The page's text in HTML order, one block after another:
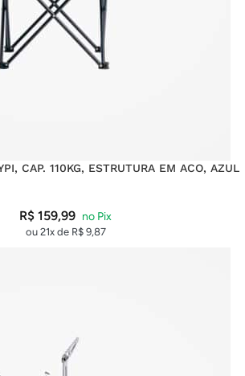
CAP. 110KG, ESTRUTURA EM ACO, AZUL
R$159,99
ou 21x de R$9,87